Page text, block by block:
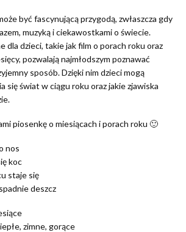
być fascynującą przygodą, zwłaszcza gdy
muzyką i ciekawostkami o świecie.
dla dzieci, takie jak film o porach roku oraz
pozwalają najmłodszym poznawać
sposób. Dzięki nim dzieci mogą
się świat w ciągu roku oraz jakie zjawiska
piosenkę o miesiącach i porach roku 🙂
nos
koc
staje się
deszcz
zimne, gorące